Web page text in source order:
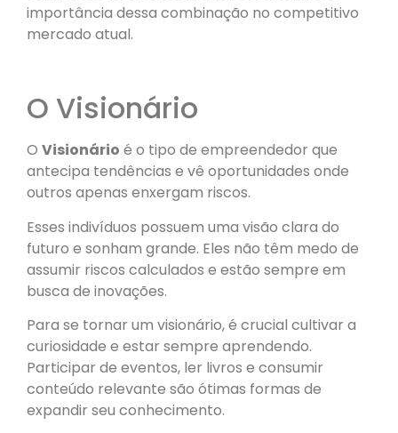
importância dessa combinação no competitivo
mercado atual.
O Visionário
O Visionário é o tipo de empreendedor que
antecipa tendências e vê oportunidades onde
outros apenas enxergam riscos.
Esses indivíduos possuem uma visão clara do
futuro e sonham grande. Eles não têm medo de
assumir riscos calculados e estão sempre em
busca de inovações.
Para se tornar um visionário, é crucial cultivar a
curiosidade e estar sempre aprendendo.
Participar de eventos, ler livros e consumir
conteúdo relevante são ótimas formas de
expandir seu conhecimento.